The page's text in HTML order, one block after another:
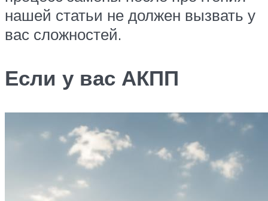
нашей статьи не должен вызвать у
вас сложностей.
Если у вас АКПП